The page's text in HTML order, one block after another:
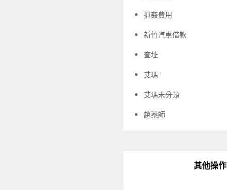
抓姦費用
新竹汽車借款
查址
艾瑪
艾瑪未分類
趙藥師
其他操作